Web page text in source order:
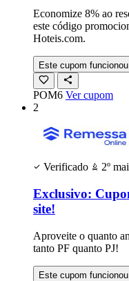
Economize 8% ao
este código
Hoteis.com.
Este cupom funcionou
POM6 Ver cupom
2
Verificado
2º
Exclusivo:
site!
Aproveite o quanto
tanto PF quanto PJ!
Este cupom funcionou